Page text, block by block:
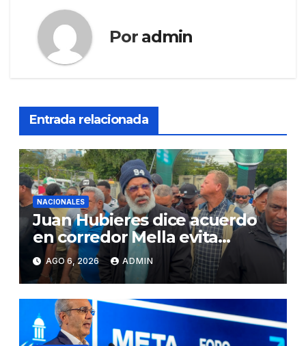
Por admin
Entrada relacionada
NACIONALES
Juan Hubieres dice acuerdo
en corredor Mella evita
conflictos innecesarios
AGO 6, 2026 ADMIN